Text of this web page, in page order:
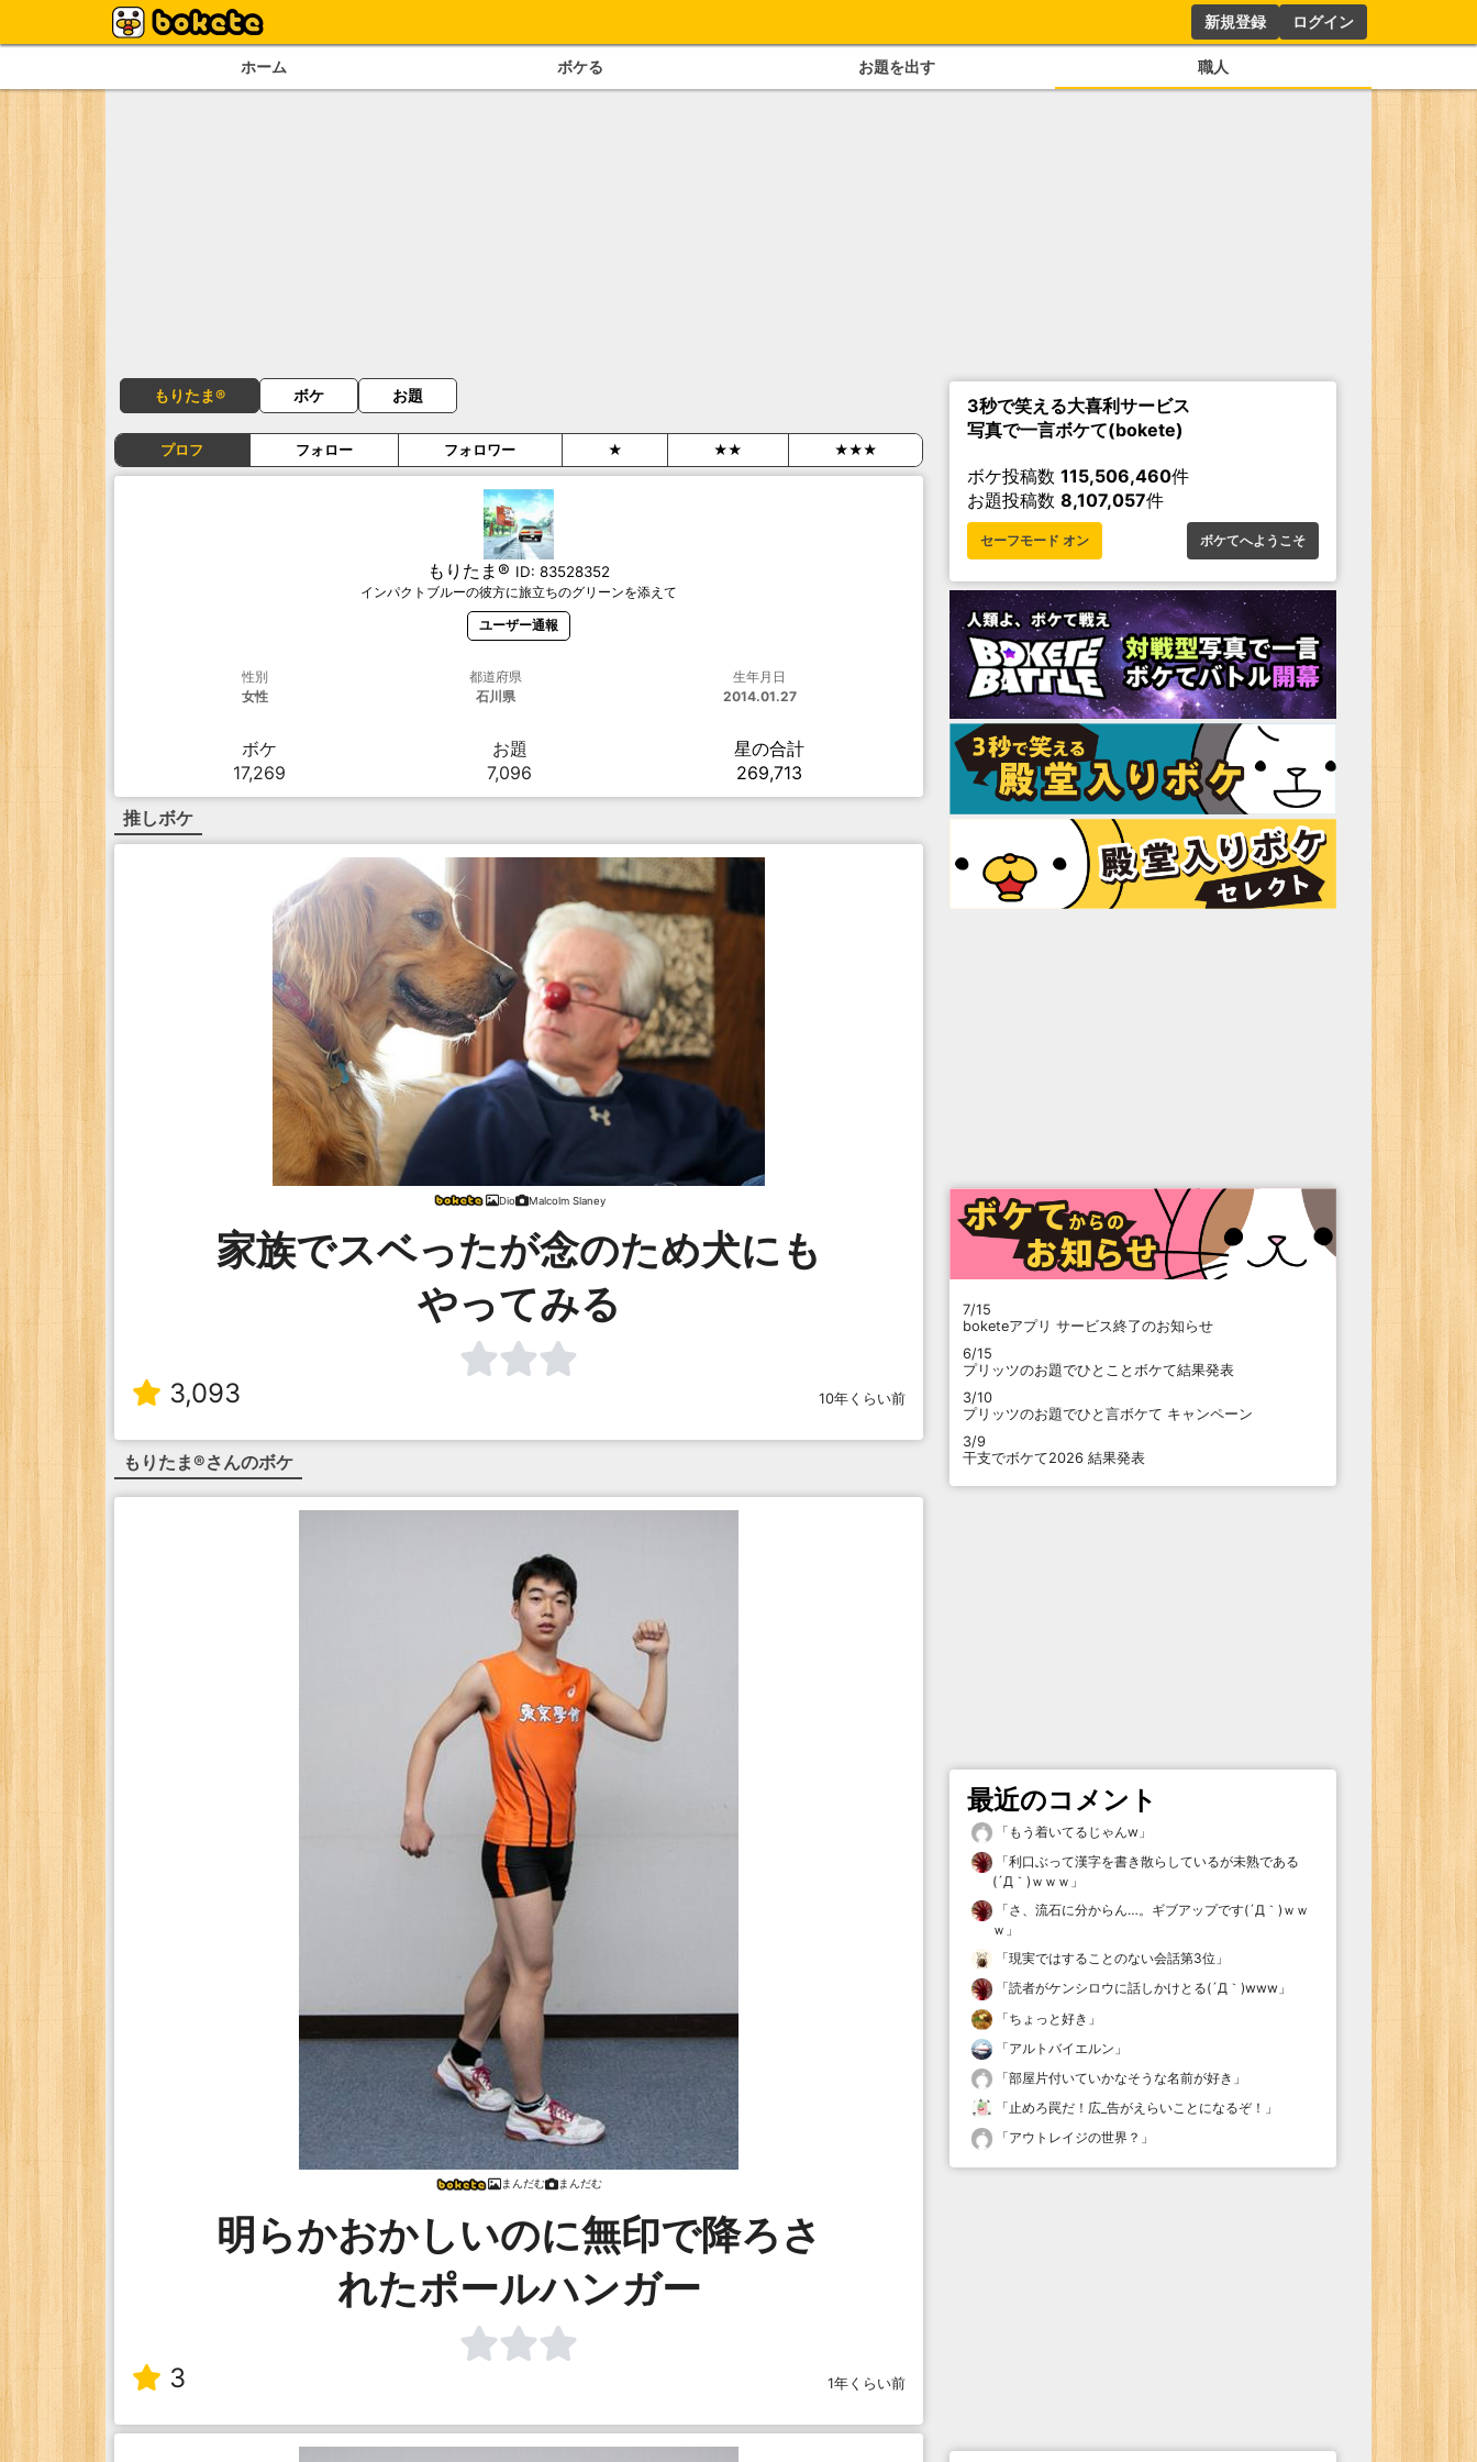
新規登録 ログイン
ホーム ボケる お題を出す 職人
もりたま® ボケ お題
プロフ フォロー フォロワー ★ ★★ ★★★
もりたま® ID: 83528352
インパクトブルーの彼方に旅立ちのグリーンを添えて
ユーザー通報
性別
女性
都道府県
石川県
生年月日
2014.01.27
ボケ
17,269
お題
7,096
星の合計
269,713
推しボケ
Dio Malcolm Slaney
家族でスベったが念のため犬にも
やってみる
3,093 10年くらい前
もりたま®さんのボケ
まんだむ まんだむ
明らかおかしいのに無印で降ろさ
れたポールハンガー
3 1年くらい前
3秒で笑える大喜利サービス
写真で一言ボケて(bokete)
ボケ投稿数 115,506,460件
お題投稿数 8,107,057件
セーフモード オン ボケてへようこそ
7/15
boketeアプリ サービス終了のお知らせ
6/15
プリッツのお題でひとことボケて結果発表
3/10
プリッツのお題でひと言ボケて キャンペーン
3/9
干支でボケて2026 結果発表
最近のコメント
「 もう着いてるじゃんw 」
「利口ぶって漢字を書き散らしているが未熟である
(´Д｀)ｗｗｗ 」
「さ、流石に分からん…。ギブアップです(´Д｀)ｗｗ
ｗ 」
「現実ではすることのない会話第3位 」
「読者がケンシロウに話しかけとる(´Д｀)www 」
「ちょっと好き 」
「アルトバイエルン 」
「部屋片付いていかなそうな名前が好き 」
「止めろ罠だ！広_告がえらいことになるぞ！ 」
「アウトレイジの世界？ 」